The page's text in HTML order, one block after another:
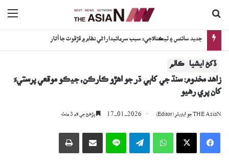
ترقي پسند ادب ۽ قومي ٻولين جي واڌاري لاءِ گڏيل جدوجهد جو عزم
ڏکڻ ايشيا ڪالم
زاھد مخدوم: سنڌ جي کاٻي ڌُر جو اھڙو ڪارڪن، جيڪو موقعي پرستيءَ
کان پري رھيو
THE AsiaN جو ايڊيٽر (Editor) 17-01-2026 پڙھڻ جي لاءِ 3 منٽ
Facebook
X
WhatsApp
Telegram
Line اي ميل وسيلي ونڊيو پرنٽ